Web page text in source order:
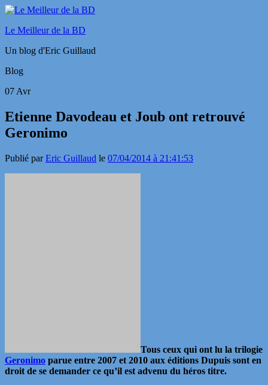
Le Meilleur de la BD
Un blog d'Eric Guillaud
Blog
07 Avr
Etienne Davodeau et Joub ont retrouvé
Geronimo
Publié parEric Guillaud le 07/04/2014 à 21:41:53
Tous ceux qui ont lu la trilogie
Geronimo parue entre 2007 et 2010 aux éditions Dupuis sont en
droit de se demander ce qu’il est advenu du héros titre.